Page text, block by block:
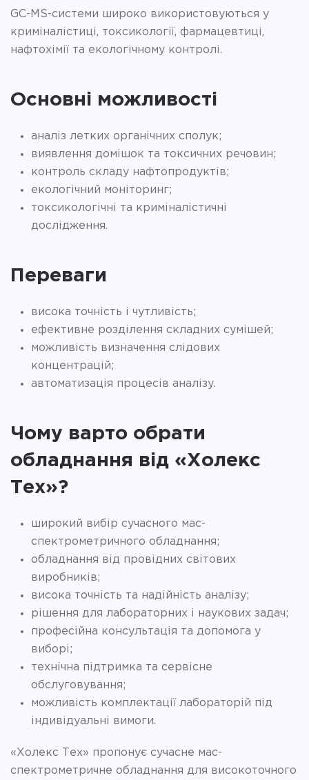
GC-MS-системи широко використовуються у
криміналістиці, токсикології, фармацевтиці,
нафтохімії та екологічному контролі.
Основні можливості
аналіз летких органічних сполук;
виявлення домішок та токсичних речовин;
контроль складу нафтопродуктів;
екологічний моніторинг;
токсикологічні та криміналістичні
дослідження.
Переваги
висока точність і чутливість;
ефективне розділення складних сумішей;
можливість визначення слідових
концентрацій;
автоматизація процесів аналізу.
Чому варто обрати
обладнання від «Холекс
Тех»?
широкий вибір сучасного мас-
спектрометричного обладнання;
обладнання від провідних світових
виробників;
висока точність та надійність аналізу;
рішення для лабораторних і наукових задач;
професійна консультація та допомога у
виборі;
технічна підтримка та сервісне
обслуговування;
можливість комплектації лабораторій під
індивідуальні вимоги.
«Холекс Тех» пропонує сучасне мас-
спектрометричне обладнання для високоточного